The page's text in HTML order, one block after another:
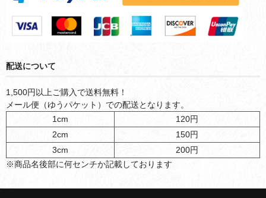
配送について
1,500円以上ご購入で送料無料！
メール便（ゆうパケット）での配送となります。
1cm
120円
2cm
150円
3cm
200円
※商品名後部に何センチか記載しております